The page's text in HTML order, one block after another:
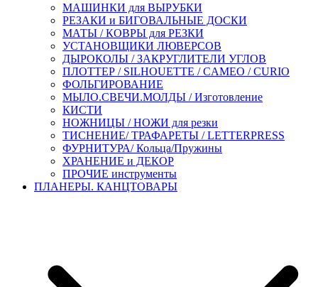
МАШИНКИ для ВЫРУБКИ
РЕЗАКИ и БИГОВАЛЬНЫЕ ДОСКИ
МАТЫ / КОВРЫ для РЕЗКИ
УСТАНОВЩИКИ ЛЮВЕРСОВ
ДЫРОКОЛЫ / ЗАКРУГЛИТЕЛИ УГЛОВ
ПЛОТТЕР / SILHOUETTE / CAMEO / CURIO
ФОЛЬГИРОВАНИЕ
МЫЛО.СВЕЧИ.МОЛДЫ / Изготовление
КИСТИ
НОЖНИЦЫ / НОЖИ для резки
ТИСНЕНИЕ/ ТРАФАРЕТЫ / LETTERPRESS
ФУРНИТУРА/ Кольца/Пружины
ХРАНЕНИЕ и ДЕКОР
ПРОЧИЕ инструменты
ПЛАНЕРЫ. КАНЦТОВАРЫ